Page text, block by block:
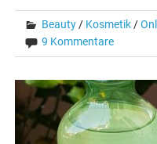
Beauty / Kosmetik /
9 Kommentare